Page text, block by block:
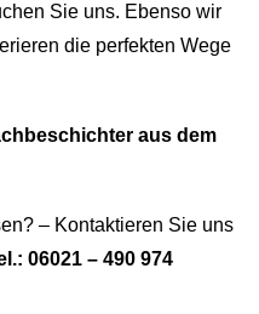
Sie uns. Ebenso wir
die perfekten Wege
aus dem
– Kontaktieren Sie uns
06021 – 490 974